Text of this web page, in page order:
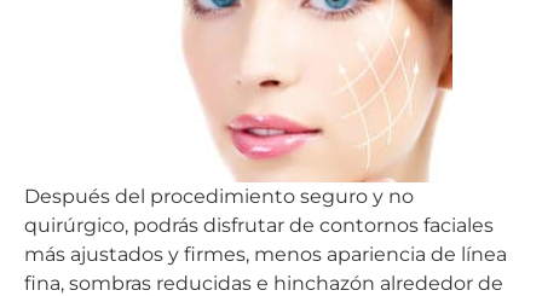
Después del procedimiento seguro y no
quirúrgico, podrás disfrutar de contornos faciales
más ajustados y firmes, menos apariencia de línea
fina, sombras reducidas e hinchazón alrededor de